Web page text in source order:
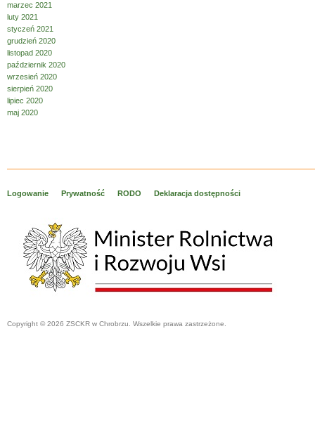
marzec 2021
luty 2021
styczeń 2021
grudzień 2020
listopad 2020
październik 2020
wrzesień 2020
sierpień 2020
lipiec 2020
maj 2020
Logowanie Prywatność RODO Deklaracja dostępności
Copyright © 2026 ZSCKR w Chrobrzu. Wszelkie prawa zastrzeżone.